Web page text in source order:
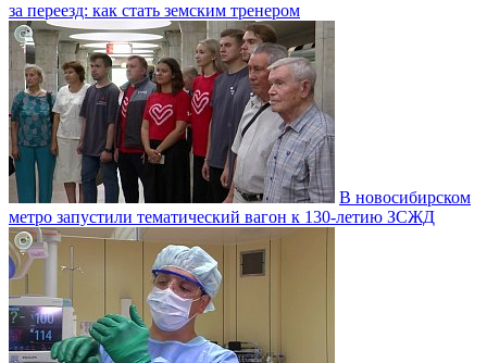
за переезд: как стать земским тренером
В новосибирском
метро запустили тематический вагон к 130-летию ЗСЖД